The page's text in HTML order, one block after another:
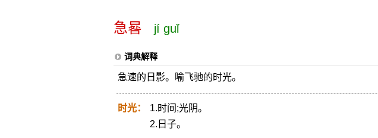
急晷 jí guǐ
词典解释
急速的日影。喻飞驰的时光。
时光：
1.时间;光阴。
2.日子。